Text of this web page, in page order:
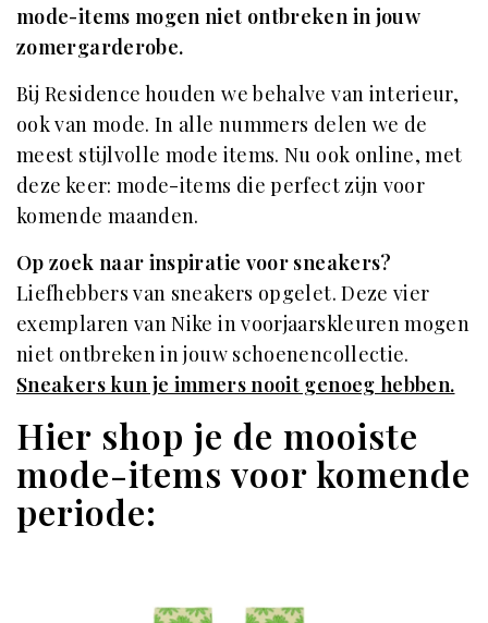
mode-items mogen niet ontbreken in jouw
zomergarderobe.
Bij Residence houden we behalve van interieur,
ook van mode. In alle nummers delen we de
meest stijlvolle mode items. Nu ook online, met
deze keer: mode-items die perfect zijn voor
komende maanden.
Op zoek naar inspiratie voor sneakers?
Liefhebbers van sneakers opgelet. Deze vier
exemplaren van Nike in voorjaarskleuren mogen
niet ontbreken in jouw schoenencollectie.
Sneakers kun je immers nooit genoeg hebben.
Hier shop je de mooiste
mode-items voor komende
periode: